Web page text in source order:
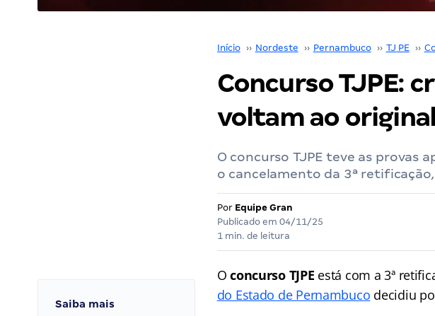
Início ›› Nordeste ›› Pernambuco ›› TJ PE ››
Concurso TJPE:
voltam ao original
O concurso TJPE teve as provas
o cancelamento da 3ª
Por Equipe Gran
Publicado em 04/11/25
1 min. de leitura
Saiba mais
Oconcurso TJPE está com a 3ª
do Estado de Pernambuco decidiu